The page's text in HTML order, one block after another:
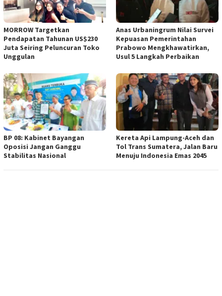
MORROW Targetkan
Pendapatan Tahunan US$230
Juta Seiring Peluncuran Toko
Unggulan
Anas Urbaningrum Nilai Survei
Kepuasan Pemerintahan
Prabowo Mengkhawatirkan,
Usul 5 Langkah Perbaikan
BP 08: Kabinet Bayangan
Oposisi Jangan Ganggu
Stabilitas Nasional
Kereta Api Lampung-Aceh dan
Tol Trans Sumatera, Jalan Baru
Menuju Indonesia Emas 2045